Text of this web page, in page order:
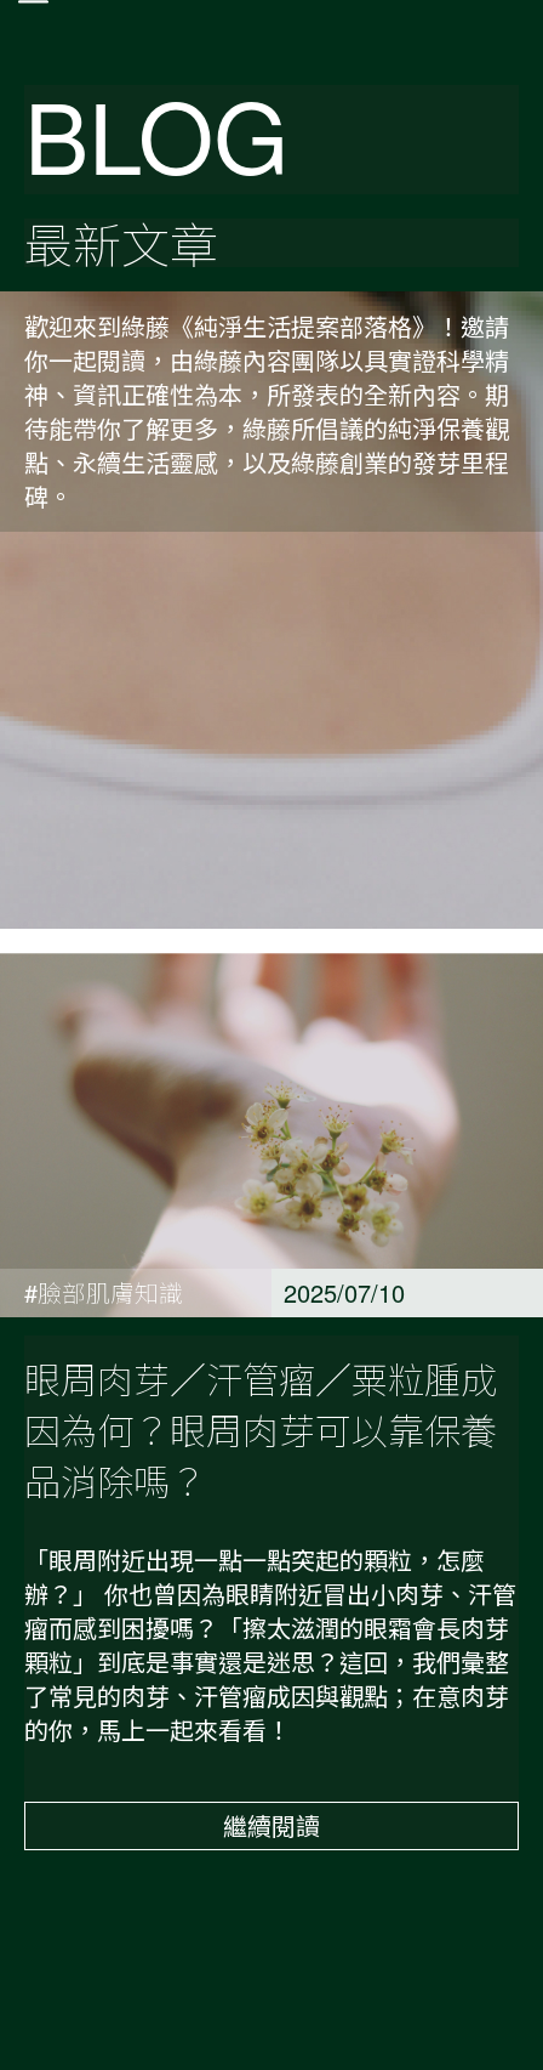
BLOG
最新文章
歡迎來到綠藤《純淨生活提案部落格》！邀請
你一起閱讀，由綠藤內容團隊以具實證科學精
神、資訊正確性為本，所發表的全新內容。期
待能帶你了解更多，綠藤所倡議的純淨保養觀
點、永續生活靈感，以及綠藤創業的發芽里程
碑。
#臉部肌膚知識 2025/07/10
眼周肉芽／汗管瘤／粟粒腫成
因為何？眼周肉芽可以靠保養
品消除嗎？
「眼周附近出現一點一點突起的顆粒，怎麼
辦？」 你也曾因為眼睛附近冒出小肉芽、汗管
瘤而感到困擾嗎？「擦太滋潤的眼霜會長肉芽
顆粒」到底是事實還是迷思？這回，我們彙整
了常見的肉芽、汗管瘤成因與觀點；在意肉芽
的你，馬上一起來看看！
繼續閱讀